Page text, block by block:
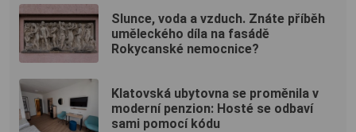
Slunce, voda a vzduch. Znáte příběh
uměleckého díla na fasádě
Rokycanské nemocnice?
Klatovská ubytovna se proměnila v
moderní penzion: Hosté se odbaví
sami pomocí kódu